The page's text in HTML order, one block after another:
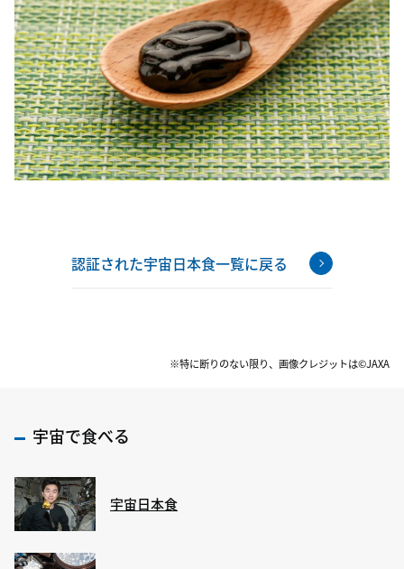
認証された宇宙日本食一覧に戻る
※特に断りのない限り、画像クレジットは©JAXA
宇宙で食べる
宇宙日本食